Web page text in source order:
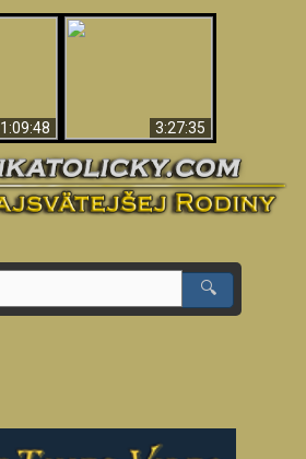
1:09:48 3:27:35
🔍